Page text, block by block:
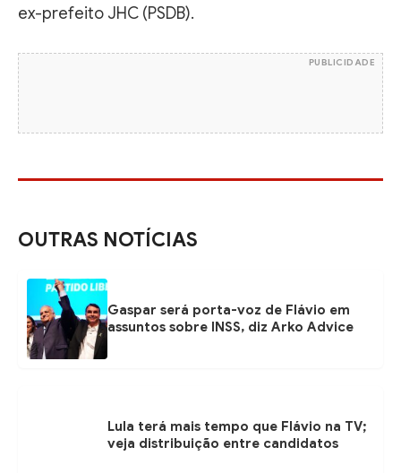
ex-prefeito JHC (PSDB).
PUBLICIDADE
OUTRAS NOTÍCIAS
Gaspar será porta-voz de Flávio em
assuntos sobre INSS, diz Arko Advice
Lula terá mais tempo que Flávio na TV;
veja distribuição entre candidatos